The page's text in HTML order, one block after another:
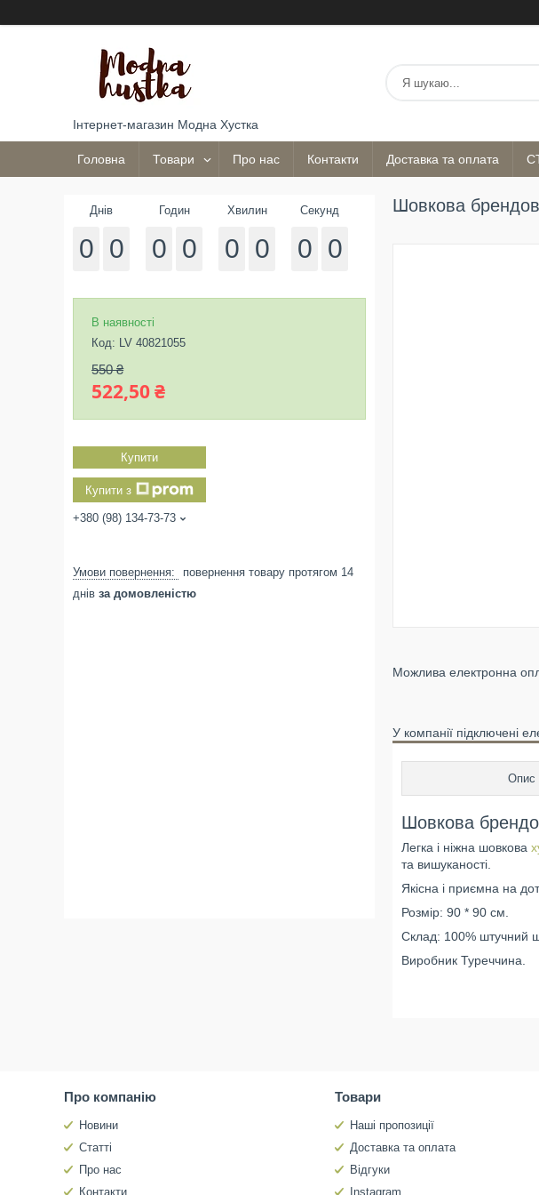
Інтернет-магазин Модна Хустка
Головна Товари Про нас Контакти Доставка та оплата
Шовкова
У компанії підключені
Опис
Шовкова
Легка і ніжна шовкова
та вишуканості.
Якісна і приємна на
Розмір: 90 * 90 см.
Склад: 100% штучний
Виробник Туреччина.
Днів
0 0
Годин
0 0
Хвилин
0 0
Секунд
0 0
В наявності
Код: LV 40821055
550 ₴
522,50 ₴
Купити
Купити з
+380 (98) 134-73-73
повернення товару протягом 14
днів за домовленістю
Про компанію
Новини
Статті
Про нас
Контакти
Товари
Наші пропозиції
Доставка та оплата
Відгуки
Instagram